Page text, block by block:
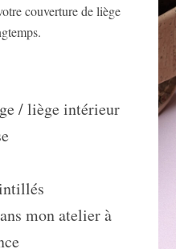
couverture de liège
/ liège intérieur
mon atelier à